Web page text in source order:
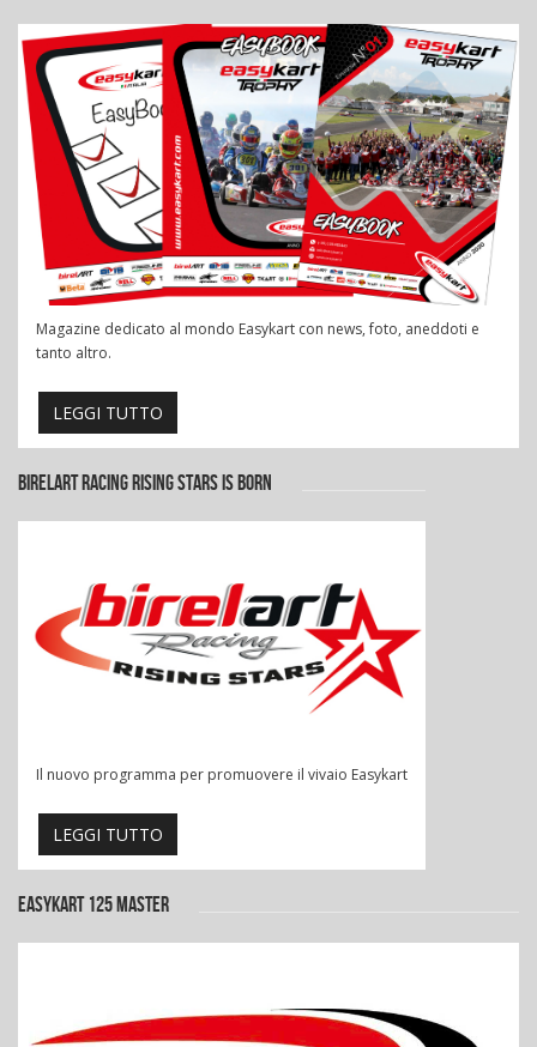
Magazine dedicato al mondo Easykart con news, foto, aneddoti e
tanto altro.
LEGGI TUTTO
BIRELART RACING RISING STARS IS BORN
Il nuovo programma per promuovere il vivaio Easykart
LEGGI TUTTO
EASYKART 125 MASTER